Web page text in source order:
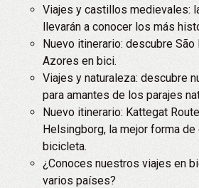
Viajes y castillos medievales:
llevarán a conocer los más
Nuevo itinerario: descubre
Azores en bici.
Viajes y naturaleza: descubre
para amantes de los parajes
Nuevo itinerario: Kattegat
Helsingborg, la mejor forma de
bicicleta.
¿Conoces nuestros viajes en
varios países?